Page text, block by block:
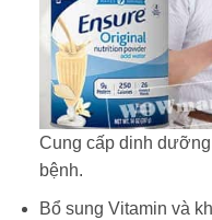
Cung cấp dinh
bệnh.
Bổ sung Vitamin và